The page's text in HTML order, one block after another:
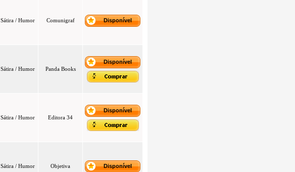
Sátira / Humor Comunigraf Disponível
Sátira / Humor Panda Books
Disponível
Sátira / Humor Editora 34
Disponível
Sátira / Humor Objetiva Disponível